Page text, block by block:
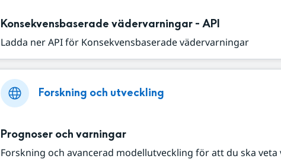
Konsekvensbaserade vädervarningar - API
Ladda ner API för Konsekvensbaserade vädervarningar
Forskning och utveckling
Prognoser och varningar
Forskning och avancerad modellutveckling för att du ska veta